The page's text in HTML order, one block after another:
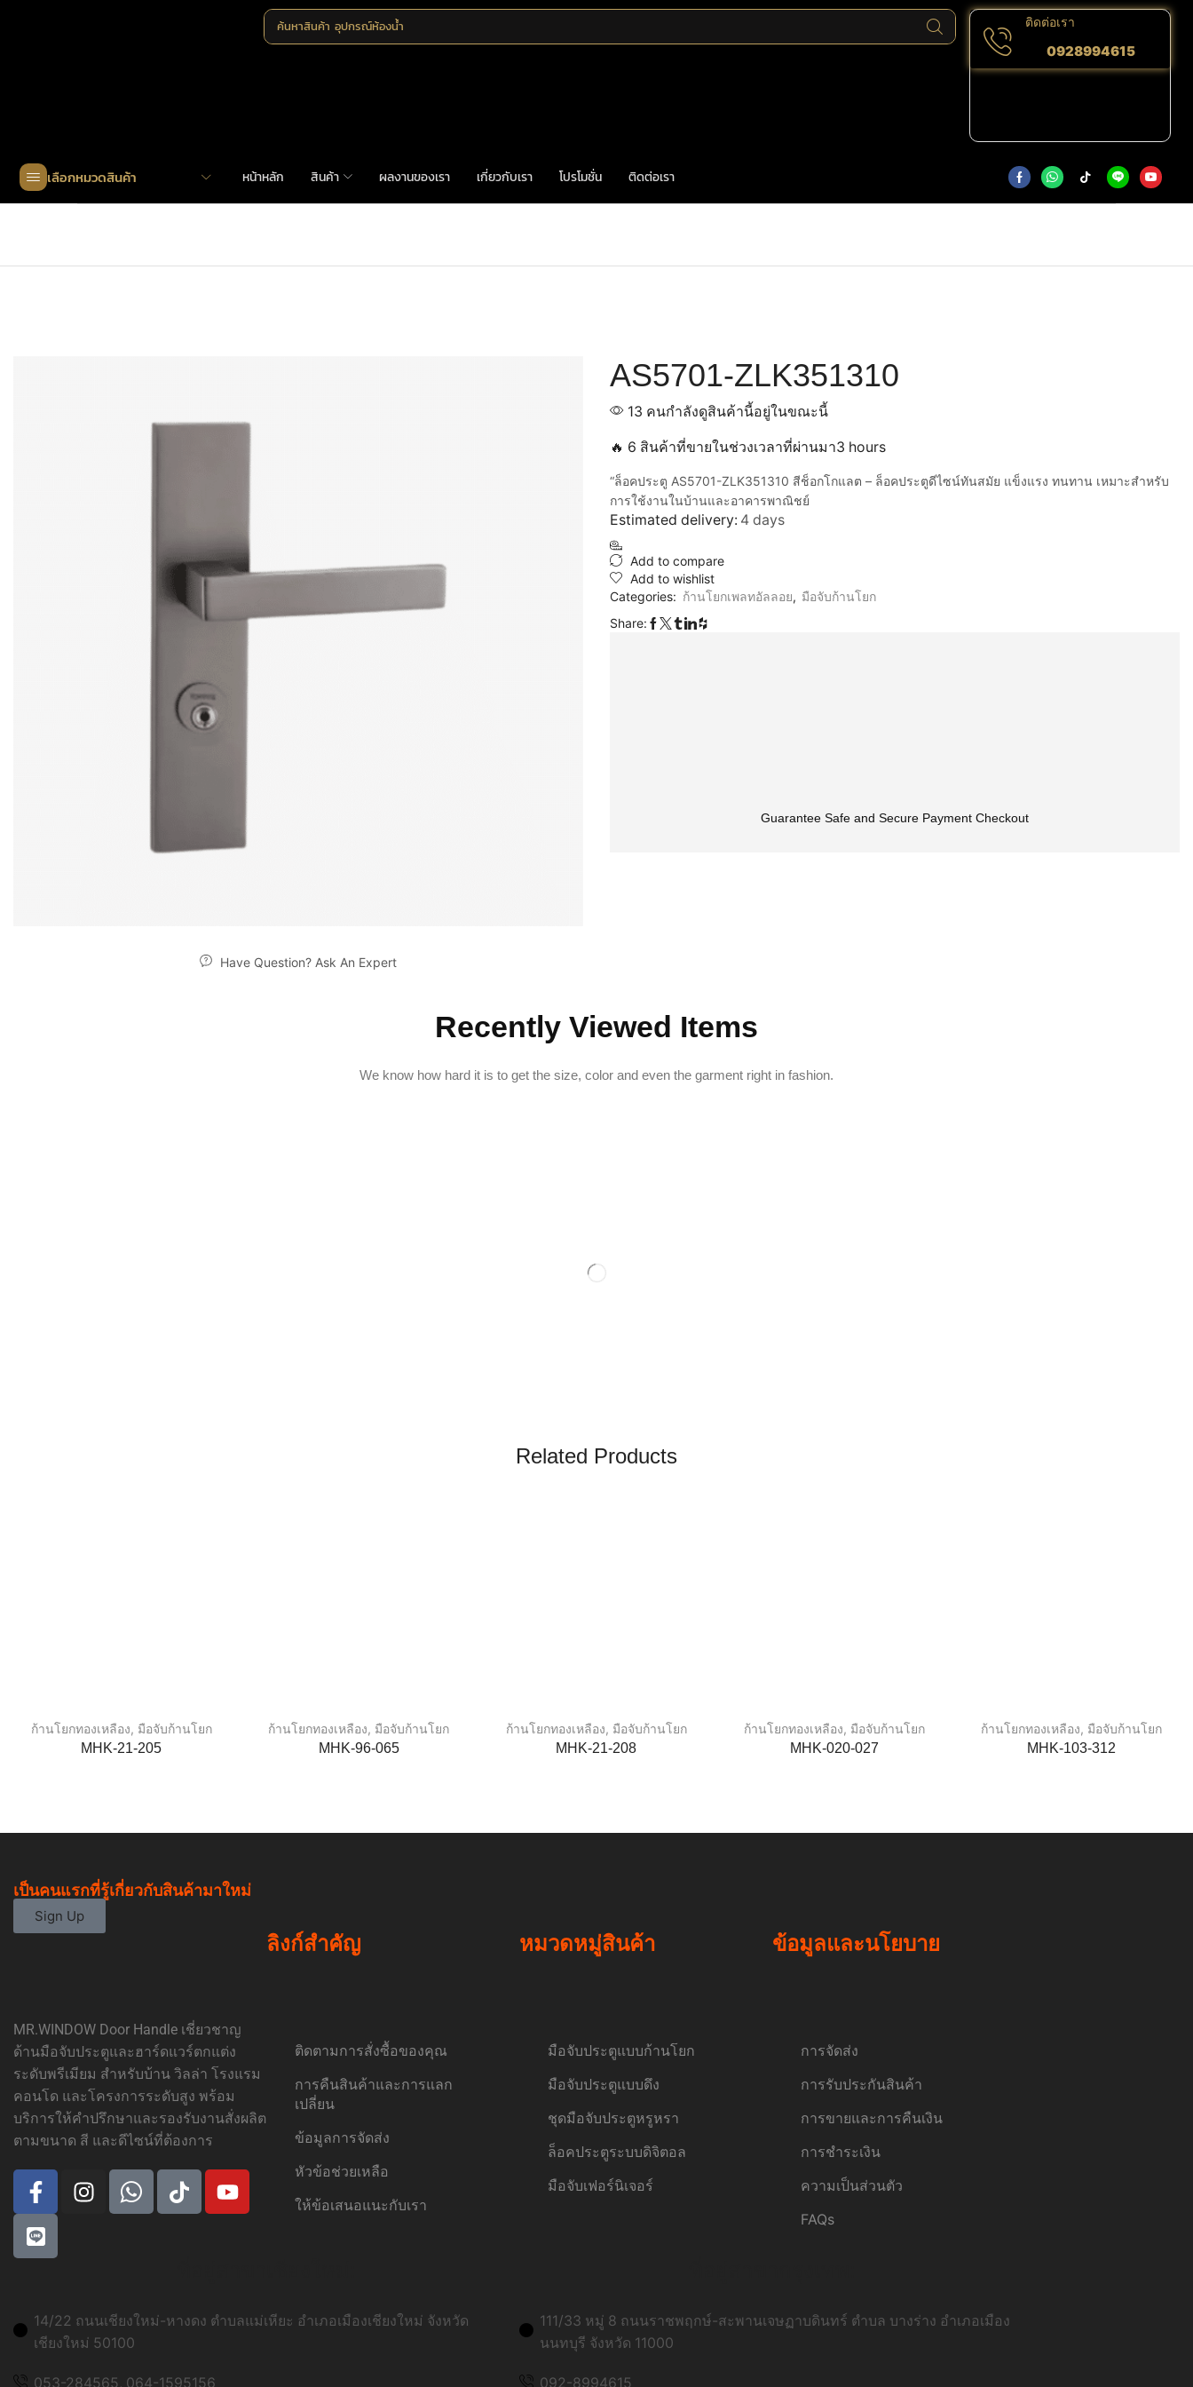
ค้นหาสินค้า อุปกรณ์ห้องน้ำ ติดต่อเรา
0928994615
เลือกหมวดสินค้า หน้าหลัก สินค้า ผลงานของเรา เกี่ยวกับเรา โปรโมชั่น ติดต่อเรา
Have Question? Ask An Expert
AS5701-ZLK351310
13 คนกำลังดูสินค้านี้อยู่ในขณะนี้
🔥 6 สินค้าที่ขายในช่วงเวลาที่ผ่านมา3 hours
“ล็อคประตู AS5701-ZLK351310 สีช็อกโกแลต – ล็อคประตูดีไซน์ทันสมัย แข็งแรง ทนทาน เหมาะสำหรับ
การใช้งานในบ้านและอาคารพาณิชย์
Estimated delivery: 4 days
Add to compare
Add to wishlist
Categories: ก้านโยกเพลทอัลลอย, มือจับก้านโยก
Share:
Guarantee Safe and Secure Payment Checkout
Recently Viewed Items
We know how hard it is to get the size, color and even the garment right in fashion.
Related Products
ก้านโยกทองเหลือง, มือจับก้านโยก
MHK-21-205
ก้านโยกทองเหลือง, มือจับก้านโยก
MHK-96-065
ก้านโยกทองเหลือง, มือจับก้านโยก
MHK-21-208
ก้านโยกทองเหลือง, มือจับก้านโยก
MHK-020-027
ก้านโยกทองเหลือง, มือจับก้านโยก
MHK-103-312
เป็นคนแรกที่รู้เกี่ยวกับสินค้ามาใหม่
Sign Up
MR.WINDOW Door Handle เชี่ยวชาญ
ด้านมือจับประตูและฮาร์ดแวร์ตกแต่ง
ระดับพรีเมียม สำหรับบ้าน วิลล่า โรงแรม
คอนโด และโครงการระดับสูง พร้อม
บริการให้คำปรึกษาและรองรับงานสั่งผลิต
ตามขนาด สี และดีไซน์ที่ต้องการ
ลิงก์สำคัญ
ติดตามการสั่งซื้อของคุณ
การคืนสินค้าและการแลก
เปลี่ยน
ข้อมูลการจัดส่ง
หัวข้อช่วยเหลือ
ให้ข้อเสนอแนะกับเรา
หมวดหมู่สินค้า
มือจับประตูแบบก้านโยก
มือจับประตูแบบดึง
ชุดมือจับประตูหรูหรา
ล็อคประตูระบบดิจิตอล
มือจับเฟอร์นิเจอร์
ข้อมูลและนโยบาย
การจัดส่ง
การรับประกันสินค้า
การขายและการคืนเงิน
การชำระเงิน
ความเป็นส่วนตัว
FAQs
14/22 ถนนเชียงใหม่-หางดง ตำบลแม่เหียะ อำเภอเมืองเชียงใหม่ จังหวัด
เชียงใหม่ 50100
053-284565, 064-1595156
111/33 หมู่ 8 ถนนราชพฤกษ์-สะพานเจษฏาบดินทร์ ตำบล บางร่าง อำเภอเมือง
นนทบุรี จังหวัด 11000
092-8994615